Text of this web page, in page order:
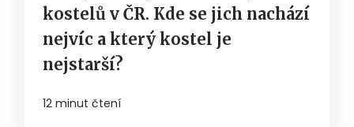
kostelů v ČR. Kde se jich nachází
nejvíc a který kostel je
nejstarší?
12 minut čtení